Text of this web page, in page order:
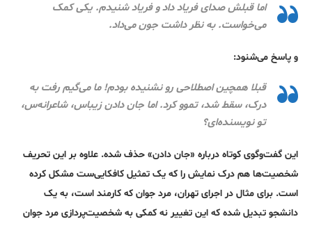
اما قبلش صدای فریاد داد و فریاد شنیدم. یکی کمک
می‌خواست. به نظر داشت جون می‌داد.
و پاسخ می‌شنود:
قبلا همچین اصطلاحی رو نشنیده بودم! ما می‌گیم رفت به
درک، سقط شد، تموو کرد. اما جان دادن زیباس، شاعرانه‌س،
تو نویسنده‌ای؟
این گفت‌وگوی کوتاه درباره «جان دادن» حذف شده. علاوه بر این تحریف
شخصیت‌ها هم درک نمایش را که یک تمثیل کافکایی‌ست مشکل کرده
است. برای مثال در اجرای تهران، مرد جوان که کارمند است، به یک
دانشجو تبدیل شده که این تغییر نه کمکی به شخصیت‌پردازی مرد جوان